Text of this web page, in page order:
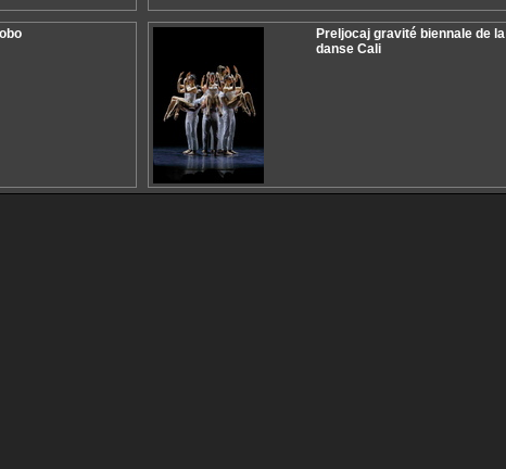
Preljocaj gravité biennale de la
danse Cali